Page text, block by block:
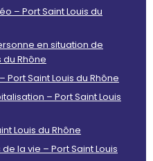
– Port Saint Louis du
en situation de
du Rhône
Saint Louis du Rhône
– Port Saint Louis
Louis du Rhône
la vie – Port Saint Louis